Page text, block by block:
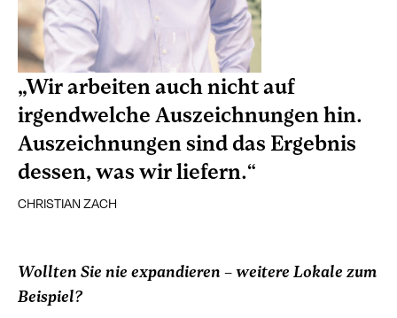
„Wir arbeiten auch nicht auf
irgendwelche Auszeichnungen hin.
Auszeichnungen sind das Ergebnis
dessen, was wir liefern.“
CHRISTIAN ZACH
Wollten Sie nie expandieren – weitere Lokale zum
Beispiel?